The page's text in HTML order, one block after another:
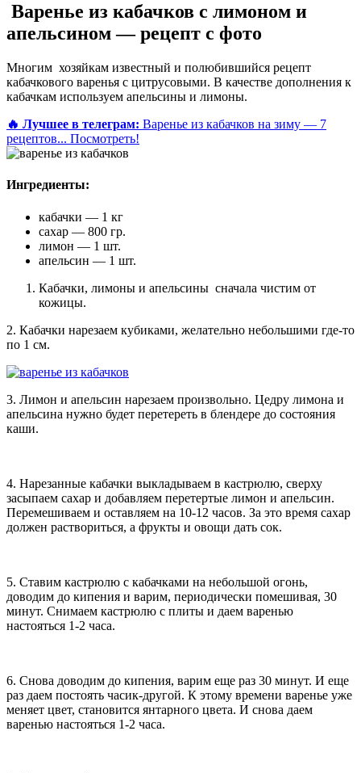
Варенье из кабачков с лимоном и
апельсином — рецепт с фото
Многим хозяйкам известный и полюбившийся рецепт
кабачкового варенья с цитрусовыми. В качестве дополнения к
кабачкам используем апельсины и лимоны.
🔥 Лучшее в телеграм: Варенье из кабачков на зиму — 7
рецептов... Посмотреть!
Ингредиенты:
кабачки — 1 кг
сахар — 800 гр.
лимон — 1 шт.
апельсин — 1 шт.
Кабачки, лимоны и апельсины сначала чистим от
кожицы.
2. Кабачки нарезаем кубиками, желательно небольшими где-то
по 1 см.
3. Лимон и апельсин нарезаем произвольно. Цедру лимона и
апельсина нужно будет перетереть в блендере до состояния
каши.
4. Нарезанные кабачки выкладываем в кастрюлю, сверху
засыпаем сахар и добавляем перетертые лимон и апельсин.
Перемешиваем и оставляем на 10-12 часов. За это время сахар
должен раствориться, а фрукты и овощи дать сок.
5. Ставим кастрюлю с кабачками на небольшой огонь,
доводим до кипения и варим, периодически помешивая, 30
минут. Снимаем кастрюлю с плиты и даем варенью
настояться 1-2 часа.
6. Снова доводим до кипения, варим еще раз 30 минут. И еще
раз даем постоять часик-другой. К этому времени варенье уже
меняет цвет, становится янтарного цвета. И снова даем
варенью настояться 1-2 часа.